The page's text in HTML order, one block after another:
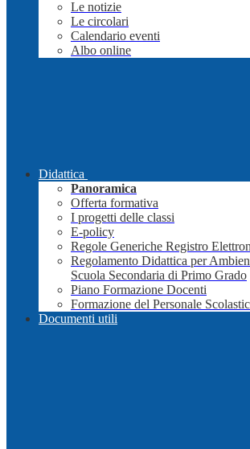
Le notizie
Le circolari
Calendario eventi
Albo online
Didattica
Panoramica
Offerta formativa
I progetti delle classi
E-policy
Regole Generiche Registro
Regolamento Didattica per
Scuola Secondaria di Primo Grado
Piano Formazione Docenti
Formazione del Personale
Documenti utili